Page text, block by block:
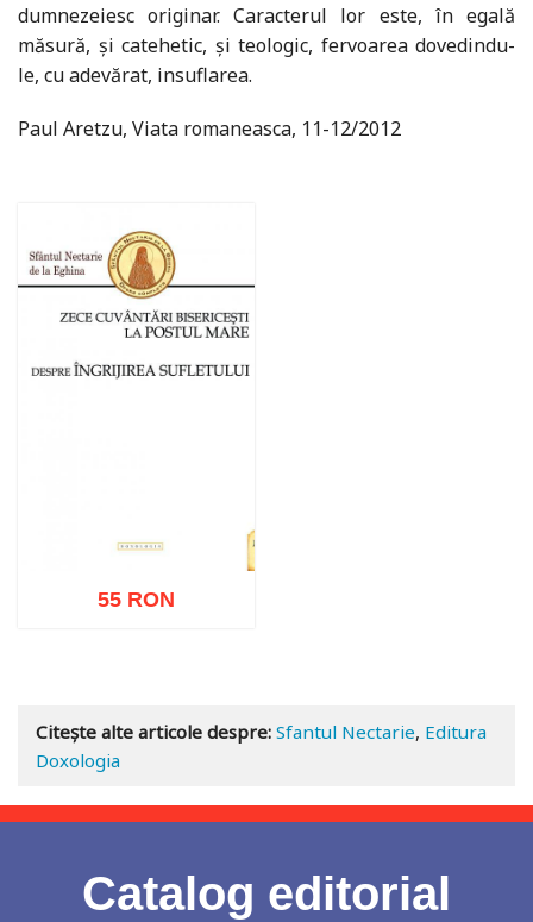
dumnezeiesc originar. Caracterul lor este, în egală
măsură, şi catehetic, şi teologic, fervoarea dovedindu-
le, cu adevărat, insuflarea.
Paul Aretzu, Viata romaneasca, 11-12/2012
55 RON
Citește alte articole despre: Sfantul Nectarie, Editura
Doxologia
Catalog editorial